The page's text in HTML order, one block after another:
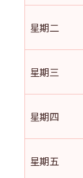
星期二
星期三
星期四
星期五